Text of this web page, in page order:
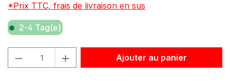
*Prix TTC, frais de livraison en sus
2-4 Tag(e)
Quantité de produit : Entrez la quantité souhaitée ou
Ajouter au panier